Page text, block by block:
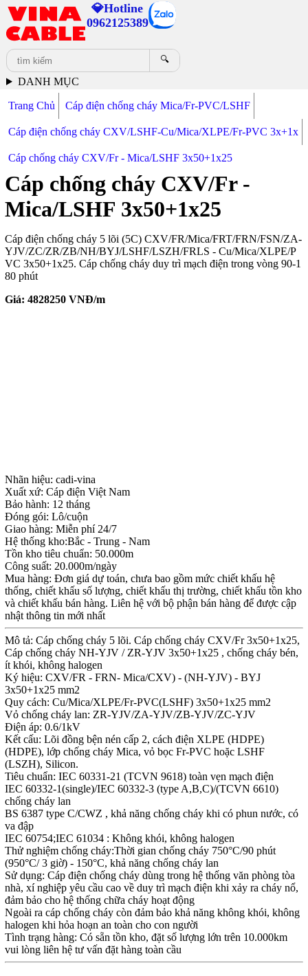
💎Hotline
0962125389
🔍
DANH MỤC
Trang Chủ Cáp điện chống cháy Mica/Fr-PVC/LSHF
Cáp điện chống cháy CXV/LSHF-Cu/Mica/XLPE/Fr-PVC 3x+1x
Cáp chống cháy CXV/Fr - Mica/LSHF 3x50+1x25
Cáp chống cháy CXV/Fr -
Mica/LSHF 3x50+1x25
Cáp điện chống cháy 5 lõi (5C) CXV/FR/Mica/FRT/FRN/FSN/ZA-
YJV/ZC/ZR/ZB/NH/BYJ/LSHF/LSZH/FRLS - Cu/Mica/XLPE/P
VC 3x50+1x25. Cáp chống cháy duy trì mạch điện trong vòng 90-1
80 phút
Giá: 4828250VNĐ/m
Nhãn hiệu: cadi-vina
Xuất xứ: Cáp điện Việt Nam
Bảo hành: 12 tháng
Đóng gói: Lô/cuộn
Giao hàng: Miễn phí 24/7
Hệ thống kho:Bắc - Trung - Nam
Tồn kho tiêu chuẩn: 50.000m
Công suất: 20.000m/ngày
Mua hàng: Đơn giá dự toán, chưa bao gồm mức chiết khấu hệ
thống, chiết khấu số lượng, chiết khấu thị trường, chiết khấu tồn kho
và chiết khấu bán hàng. Liên hệ với bộ phận bán hàng để được cập
nhật thông tin mới nhất
Mô tả: Cáp chống cháy 5 lõi. Cáp chống cháy CXV/Fr 3x50+1x25,
Cáp chống cháy NH-YJV / ZR-YJV 3x50+1x25 , chống cháy bén,
ít khói, không halogen
Ký hiệu: CXV/FR - FRN- Mica/CXV) - (NH-YJV) - BYJ
3x50+1x25 mm2
Quy cách: Cu/Mica/XLPE/Fr-PVC(LSHF) 3x50+1x25 mm2
Vỏ chống cháy lan: ZR-YJV/ZA-YJV/ZB-YJV/ZC-YJV
Điện áp: 0.6/1kV
Kết cấu: Lõi đồng bện nén cấp 2, cách điện XLPE (HDPE)
(HDPE), lớp chống cháy Mica, vỏ bọc Fr-PVC hoặc LSHF
(LSZH), Silicon.
Tiêu chuẩn: IEC 60331-21 (TCVN 9618) toàn vẹn mạch điện
IEC 60332-1(single)/IEC 60332-3 (type A,B,C)/(TCVN 6610)
chống cháy lan
BS 6387 type C/CWZ , khả năng chống cháy khi có phun nước, có
va đập
IEC 60754;IEC 61034 : Không khói, không halogen
Thử nghiệm chống cháy:Thời gian chống cháy 750°C/90 phút
(950°C/ 3 giờ) - 150°C, khả năng chống cháy lan
Sử dụng: Cáp điện chống cháy dùng trong hệ thống văn phòng tòa
nhà, xí nghiệp yêu cầu cao về duy trì mạch điện khi xảy ra cháy nổ,
đảm bảo cho hệ thống chữa cháy hoạt động
Ngoài ra cáp chống cháy còn đảm bảo khả năng không khói, không
halogen khi hỏa hoạn an toàn cho con người
Tình trạng hàng: Có sẵn tồn kho, đặt số lượng lớn trên 10.000km
vui lòng liên hệ tư vấn đặt hàng toàn cầu